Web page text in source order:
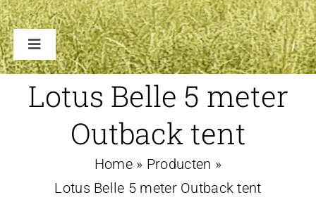
Toggle
Navigation
TENTEN
ACCESSOIRES
Lotus Belle 5 meter
Outback tent
Home » Producten »
Lotus Belle 5 meter Outback tent